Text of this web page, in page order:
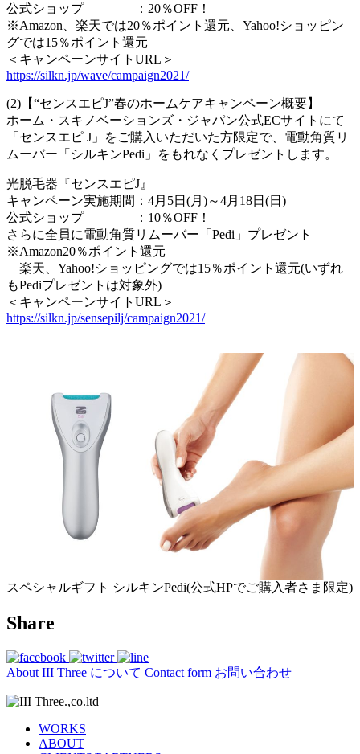
公式ショップ ：20％OFF！
※Amazon、楽天では20％ポイント還元、Yahoo!ショッピン
グでは15％ポイント還元
＜キャンペーンサイトURL＞
https://silkn.jp/wave/campaign2021/
(2)【“センスエピJ”春のホームケアキャンペーン概要】
ホーム・スキノベーションズ・ジャパン公式ECサイトにて
「センスエピ J」をご購入いただいた方限定で、電動角質リ
ムーバー「シルキンPedi」をもれなくプレゼントします。
光脱毛器『センスエピJ』
キャンペーン実施期間：4月5日(月)～4月18日(日)
公式ショップ ：10％OFF！
さらに全員に電動角質リムーバー「Pedi」プレゼント
※Amazon20％ポイント還元
楽天、Yahoo!ショッピングでは15％ポイント還元(いずれ
もPediプレゼントは対象外)
＜キャンペーンサイトURL＞
https://silkn.jp/sensepilj/campaign2021/
スペシャルギフト シルキンPedi(公式HPでご購入者さま限定)
Share
About III Three について Contact form お問い合わせ
WORKS
ABOUT